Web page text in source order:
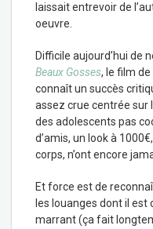
laissait entrevoir de
oeuvre.
Difficile aujourd’hui de
Beaux Gosses, le film
connaît un succès
assez crue centrée sur
des adolescents pas
d’amis, un look à
corps, n’ont encore
Et force est de
les louanges dont il est
marrant (ça fait